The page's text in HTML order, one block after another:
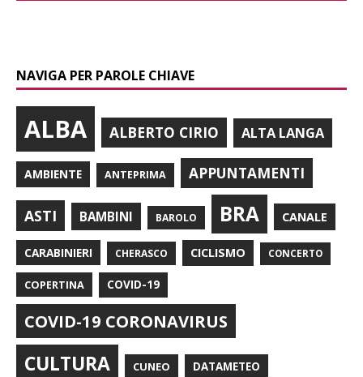
NAVIGA PER PAROLE CHIAVE
ALBA ALBERTO CIRIO ALTA LANGA
AMBIENTE ANTEPRIMA APPUNTAMENTI
ASTI BAMBINI BAROLO BRA CANALE
CARABINIERI CHERASCO CICLISMO CONCERTO
COPERTINA COVID-19
COVID-19 CORONAVIRUS
CULTURA CUNEO DATAMETEO